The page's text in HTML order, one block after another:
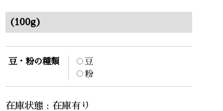
(100g)
豆・粉の種類
豆
粉
在庫状態 : 在庫有り